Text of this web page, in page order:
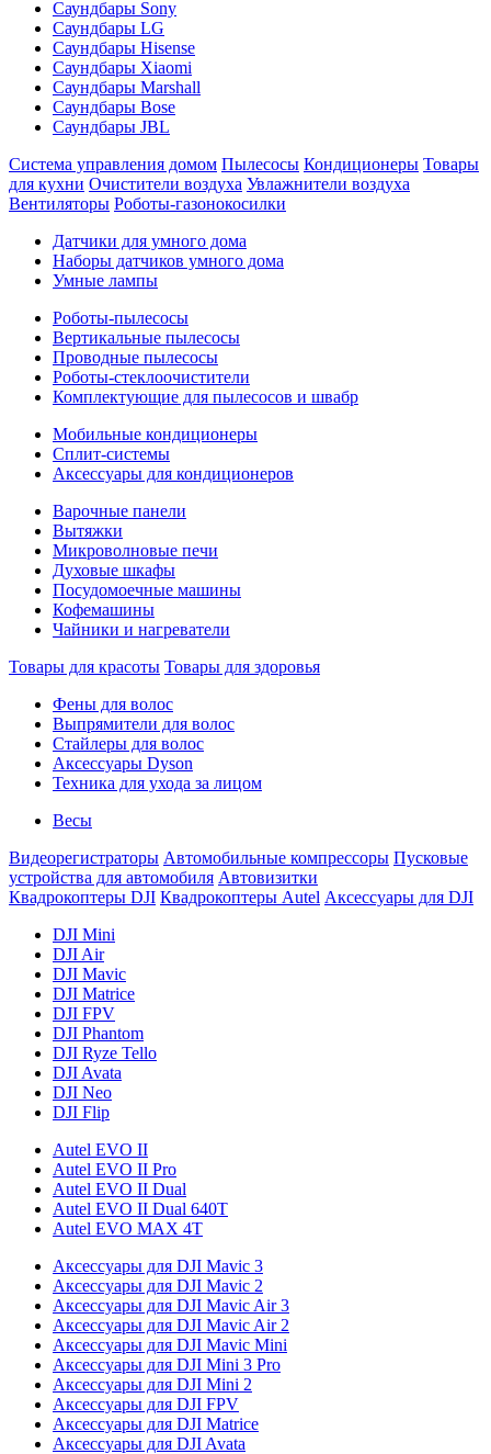
Саундбары Sony
Саундбары LG
Саундбары Hisense
Саундбары Xiaomi
Саундбары Marshall
Саундбары Bose
Саундбары JBL
Система управления домом Пылесосы Кондиционеры Товары
для кухни Очистители воздуха Увлажнители воздуха
Вентиляторы Роботы-газонокосилки
Датчики для умного дома
Наборы датчиков умного дома
Умные лампы
Роботы-пылесосы
Вертикальные пылесосы
Проводные пылесосы
Роботы-стеклоочистители
Комплектующие для пылесосов и швабр
Мобильные кондиционеры
Сплит-системы
Аксессуары для кондиционеров
Варочные панели
Вытяжки
Микроволновые печи
Духовые шкафы
Посудомоечные машины
Кофемашины
Чайники и нагреватели
Товары для красоты Товары для здоровья
Фены для волос
Выпрямители для волос
Стайлеры для волос
Аксессуары Dyson
Техника для ухода за лицом
Весы
Видеорегистраторы Автомобильные компрессоры Пусковые
устройства для автомобиля Автовизитки
Квадрокоптеры DJI Квадрокоптеры Autel Аксессуары для DJI
DJI Mini
DJI Air
DJI Mavic
DJI Matrice
DJI FPV
DJI Phantom
DJI Ryze Tello
DJI Avata
DJI Neo
DJI Flip
Autel EVO II
Autel EVO II Pro
Autel EVO II Dual
Autel EVO II Dual 640T
Autel EVO MAX 4T
Аксессуары для DJI Mavic 3
Аксессуары для DJI Mavic 2
Аксессуары для DJI Mavic Air 3
Аксессуары для DJI Mavic Air 2
Аксессуары для DJI Mavic Mini
Аксессуары для DJI Mini 3 Pro
Аксессуары для DJI Mini 2
Аксессуары для DJI FPV
Аксессуары для DJI Matrice
Аксессуары для DJI Avata